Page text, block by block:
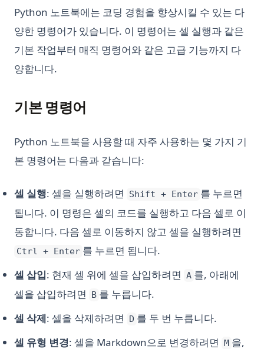
Python 노트북에는 코딩 경험을 향상시킬 수 있는 다
양한 명령어가 있습니다. 이 명령어는 셀 실행과 같은
기본 작업부터 매직 명령어와 같은 고급 기능까지 다
양합니다.
기본 명령어
Python 노트북을 사용할 때 자주 사용하는 몇 가지 기
본 명령어는 다음과 같습니다:
셀 실행: 셀을 실행하려면 Shift + Enter 를 누르면
됩니다. 이 명령은 셀의 코드를 실행하고 다음 셀로 이
동합니다. 다음 셀로 이동하지 않고 셀을 실행하려면
Ctrl + Enter 를 누르면 됩니다.
셀 삽입: 현재 셀 위에 셀을 삽입하려면 A 를, 아래에
셀을 삽입하려면
B 를 누릅니다.
셀 삭제: 셀을 삭제하려면 D 를 두 번 누릅니다.
셀 유형 변경: 셀을 Markdown으로 변경하려면 M 을,